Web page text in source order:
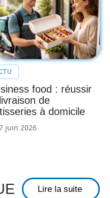
food : réussir
de
à domicile
juin 2026
Lire la suite